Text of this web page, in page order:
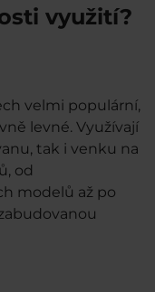
využití?
velmi populární,
levné. Využívají
tak i venku na
od
modelů až po